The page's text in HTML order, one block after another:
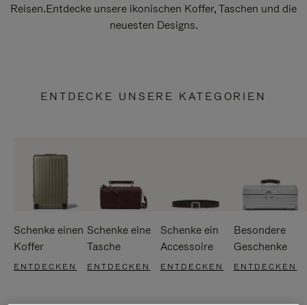
Reisen.Entdecke unsere ikonischen Koffer, Taschen und die
neuesten Designs.
ENTDECKE UNSERE KATEGORIEN
Schenke einen
Koffer
ENTDECKEN
Schenke eine
Tasche
ENTDECKEN
Schenke ein
Accessoire
ENTDECKEN
Besondere
Geschenke
ENTDECKEN